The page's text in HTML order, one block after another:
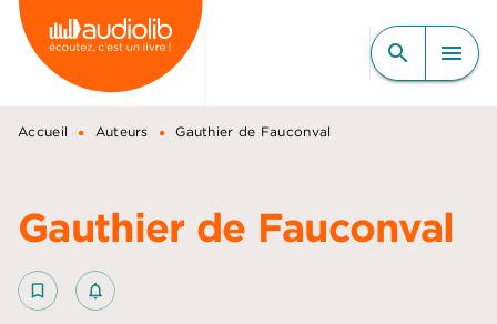
MENU RECHERCHE
CONTENU
PIED DE PAGE
search menu
Accueil • Auteurs • Gauthier de Fauconval
Gauthier de Fauconval
bookmark_border notifications_none_outlined